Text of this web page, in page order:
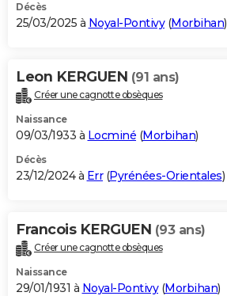
Décès
25/03/2025 à Noyal-Pontivy(Morbihan)
Leon KERGUEN (91 ans)
Créer une cagnotte obsèques
Naissance
09/03/1933 à Locminé (Morbihan)
Décès
23/12/2024 à Err(Pyrénées-Orientales)
Francois KERGUEN (93 ans)
Créer une cagnotte obsèques
Naissance
29/01/1931 à Noyal-Pontivy(Morbihan)